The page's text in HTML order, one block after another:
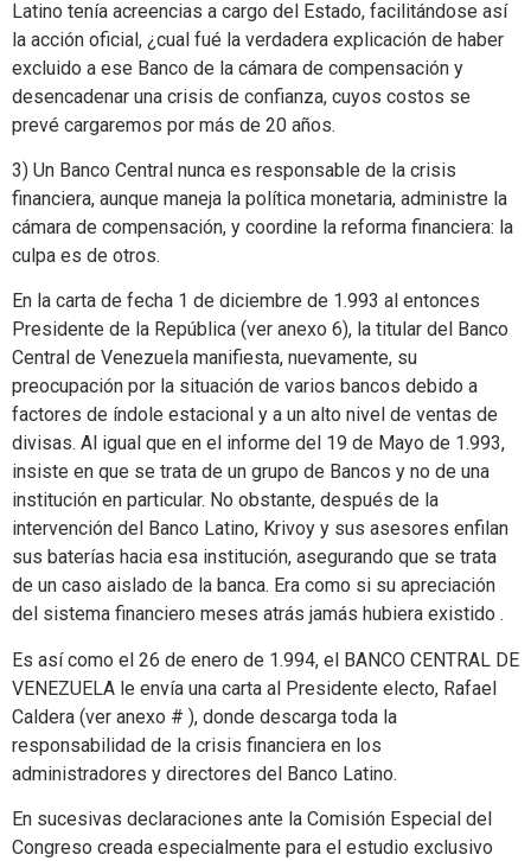
Latino tenía acreencias a cargo del Estado, facilitándose así
la acción oficial, ¿cual fué la verdadera explicación de haber
excluido a ese Banco de la cámara de compensación y
desencadenar una crisis de confianza, cuyos costos se
prevé cargaremos por más de 20 años.
3) Un Banco Central nunca es responsable de la crisis
financiera, aunque maneja la política monetaria, administre la
cámara de compensación, y coordine la reforma financiera: la
culpa es de otros.
En la carta de fecha 1 de diciembre de 1.993 al entonces
Presidente de la República (ver anexo 6), la titular del Banco
Central de Venezuela manifiesta, nuevamente, su
preocupación por la situación de varios bancos debido a
factores de índole estacional y a un alto nivel de ventas de
divisas. Al igual que en el informe del 19 de Mayo de 1.993,
insiste en que se trata de un grupo de Bancos y no de una
institución en particular. No obstante, después de la
intervención del Banco Latino, Krivoy y sus asesores enfilan
sus baterías hacia esa institución, asegurando que se trata
de un caso aislado de la banca. Era como si su apreciación
del sistema financiero meses atrás jamás hubiera existido .
Es así como el 26 de enero de 1.994, el BANCO CENTRAL DE
VENEZUELA le envía una carta al Presidente electo, Rafael
Caldera (ver anexo # ), donde descarga toda la
responsabilidad de la crisis financiera en los
administradores y directores del Banco Latino.
En sucesivas declaraciones ante la Comisión Especial del
Congreso creada especialmente para el estudio exclusivo